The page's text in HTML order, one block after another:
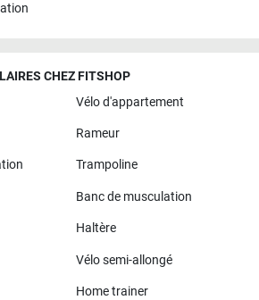
CHEZ FITSHOP
Vélo d'appartement
Rameur
Trampoline
Banc de musculation
Haltère
Vélo semi-allongé
Home trainer